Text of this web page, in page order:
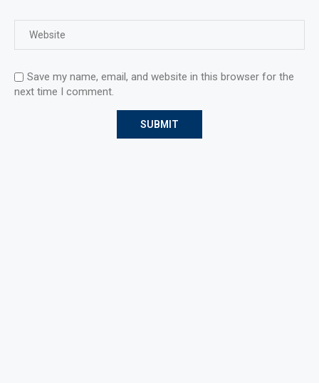
Save my name, email, and website in this browser for the
next time I comment.